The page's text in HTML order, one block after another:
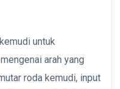
untuk
arah yang
roda kemudi, input